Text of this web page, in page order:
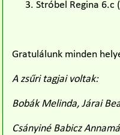
Stróbel Regina 6.c
Gratulálunk minden
A zsűri tagjai voltak:
Bobák Melinda, Járai
Csányiné Babicz